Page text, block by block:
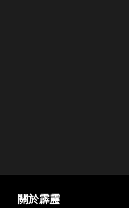
關於霹靂